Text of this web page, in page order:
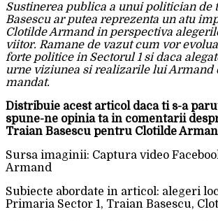
Sustinerea publica a unui politician de
Basescu ar putea reprezenta un atu
Clotilde Armand in perspectiva
viitor. Ramane de vazut cum vor
forte politice in Sectorul 1 si daca
urne viziunea si realizarile lui Armand
mandat.
Distribuie acest articol daca ti s-a
spune-ne opinia ta in comentarii
Traian Basescu pentru Clotilde
Sursa imaginii: Captura video
Armand
Subiecte abordate in articol: alegeri
Primaria Sector 1, Traian Basescu,